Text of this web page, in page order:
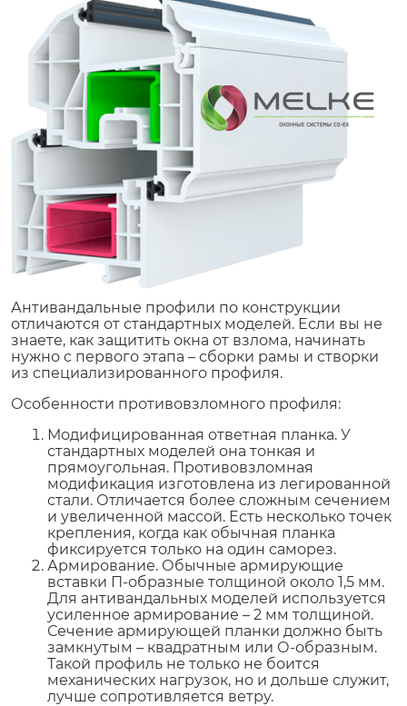
Антивандальные профили по конструкции
отличаются от стандартных моделей. Если вы не
знаете, как защитить окна от взлома, начинать
нужно с первого этапа – сборки рамы и створки
из специализированного профиля.
Особенности противовзломного профиля:
Модифицированная ответная планка. У
стандартных моделей она тонкая и
прямоугольная. Противовзломная
модификация изготовлена из легированной
стали. Отличается более сложным сечением
и увеличенной массой. Есть несколько точек
крепления, когда как обычная планка
фиксируется только на один саморез.
Армирование. Обычные армирующие
вставки П-образные толщиной около 1,5 мм.
Для антивандальных моделей используется
усиленное армирование – 2 мм толщиной.
Сечение армирующей планки должно быть
замкнутым – квадратным или О-образным.
Такой профиль не только не боится
механических нагрузок, но и дольше служит,
лучше сопротивляется ветру.